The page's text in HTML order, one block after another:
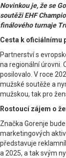
Novinkou je, že se
soutěži EHF
finálového turnaje
Cesta k oficiálnímu
Partnerství s
na regionální úrovni.
posilovalo. V roce
mužské soutěže a
mužskou, tak pro
Rostoucí zájem o
Značka Gorenje
marketingových
představuje
a 2025, a tak svým